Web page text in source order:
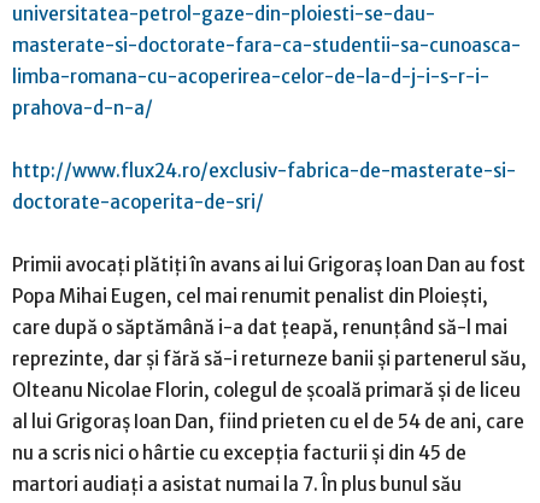
universitatea-petrol-gaze-din-ploiesti-se-dau-
masterate-si-doctorate-fara-ca-studentii-sa-cunoasca-
limba-romana-cu-acoperirea-celor-de-la-d-j-i-s-r-i-
prahova-d-n-a/
http://www.flux24.ro/exclusiv-fabrica-de-masterate-si-
doctorate-acoperita-de-sri/
Primii avocaţi plătiţi în avans ai lui Grigoraş Ioan Dan au fost
Popa Mihai Eugen, cel mai renumit penalist din Ploieşti,
care după o săptămână i-a dat ţeapă, renunţând să-l mai
reprezinte, dar şi fără să-i returneze banii şi partenerul său,
Olteanu Nicolae Florin, colegul de şcoală primară şi de liceu
al lui Grigoraş Ioan Dan, fiind prieten cu el de 54 de ani, care
nu a scris nici o hârtie cu excepţia facturii şi din 45 de
martori audiaţi a asistat numai la 7. În plus bunul său